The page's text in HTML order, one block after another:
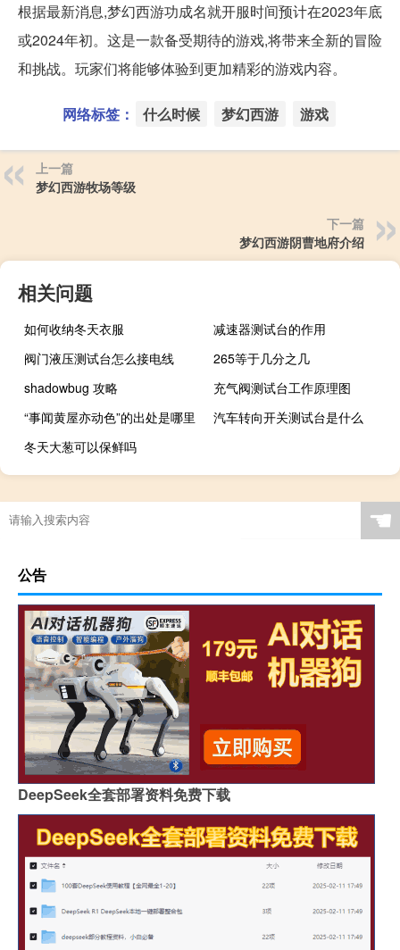
根据最新消息,梦幻西游功成名就开服时间预计在2023年底
或2024年初。这是一款备受期待的游戏,将带来全新的冒险
和挑战。玩家们将能够体验到更加精彩的游戏内容。
网络标签： 什么时候 梦幻西游 游戏
上一篇
梦幻西游牧场等级
下一篇
梦幻西游阴曹地府介绍
相关问题
如何收纳冬天衣服
减速器测试台的作用
阀门液压测试台怎么接电线
265等于几分之几
shadowbug 攻略
充气阀测试台工作原理图
“事闻黄屋亦动色”的出处是哪里
汽车转向开关测试台是什么
冬天大葱可以保鲜吗
☚
公告
DeepSeek全套部署资料免费下载